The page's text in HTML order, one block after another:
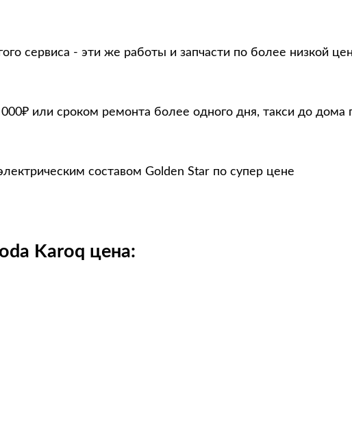
сервиса - эти же работы и запчасти по более низкой
или сроком ремонта более одного дня, такси до дома
составом Golden Star по супер цене
Karoq цена: